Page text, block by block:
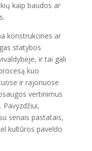
kaip baudos ar
konstrukcines ar
statybos
ir tai gali
kuo
ir rajonuose
vertinimus
Pavyzdžiui,
senais pastatais,
kultūros paveldo